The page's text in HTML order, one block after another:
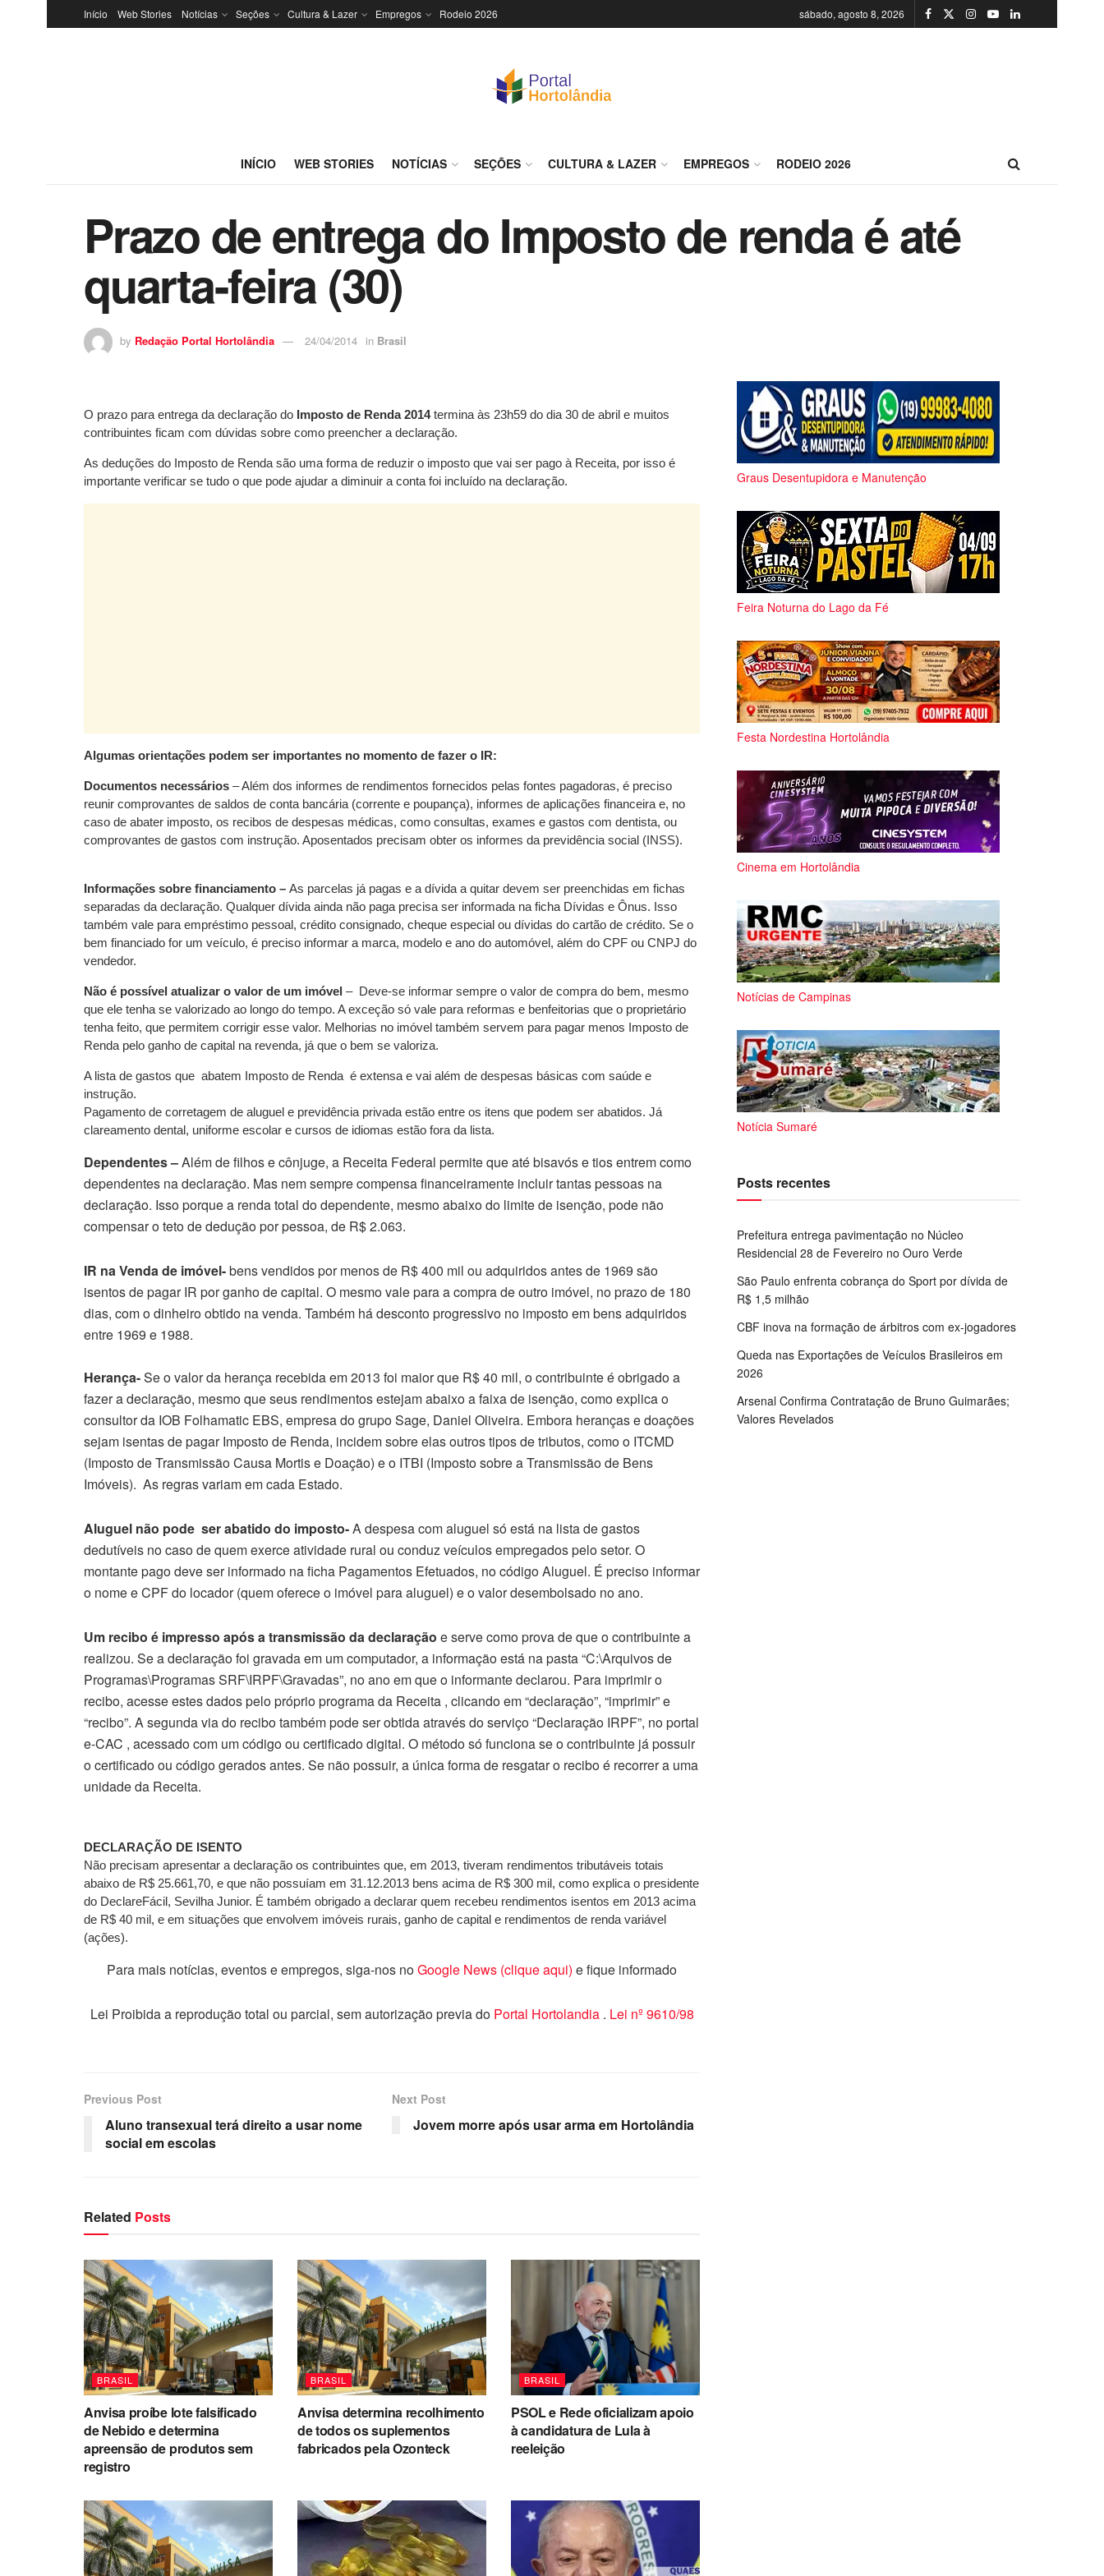
Início Web Stories Notícias Seções Cultura & Lazer Empregos Rodeio 2026 sábado, agosto 8, 2026
INÍCIO WEB STORIES NOTÍCIAS SEÇÕES CULTURA & LAZER EMPREGOS RODEIO 2026
Prazo de entrega do Imposto de renda é até
quarta-feira (30)
by Redação Portal Hortolândia 24/04/2014 in Brasil
O prazo para entrega da declaração do Imposto de Renda 2014termina às 23h59 do dia 30 de abril e muitos
contribuintes ficam com dúvidas sobre como preencher a declaração.
As deduções do Imposto de Renda são uma forma de reduzir o imposto que vai ser pago à Receita, por isso é
importante verificar se tudo o que pode ajudar a diminuir a conta foi incluído na declaração.
Algumas orientações podem ser importantes no momento de fazer o IR:
Documentos necessários – Além dos informes de rendimentos fornecidos pelas fontes pagadoras, é preciso
reunir comprovantes de saldos de conta bancária (corrente e poupança), informes de aplicações financeira e, no
caso de abater imposto, os recibos de despesas médicas, como consultas, exames e gastos com dentista, ou
comprovantes de gastos com instrução. Aposentados precisam obter os informes da previdência social (INSS).
Informações sobre financiamento – As parcelas já pagas e a dívida a quitar devem ser preenchidas em fichas
separadas da declaração. Qualquer dívida ainda não paga precisa ser informada na ficha Dívidas e Ônus. Isso
também vale para empréstimo pessoal, crédito consignado, cheque especial ou dívidas do cartão de crédito. Se o
bem financiado for um veículo, é preciso informar a marca, modelo e ano do automóvel, além do CPF ou CNPJ do
vendedor.
Não é possível atualizar o valor de um imóvel – Deve-se informar sempre o valor de compra do bem, mesmo
que ele tenha se valorizado ao longo do tempo. A exceção só vale para reformas e benfeitorias que o proprietário
tenha feito, que permitem corrigir esse valor. Melhorias no imóvel também servem para pagar menos Imposto de
Renda pelo ganho de capital na revenda, já que o bem se valoriza.
A lista de gastos que abatem Imposto de Renda é extensa e vai além de despesas básicas com saúde e
instrução.
Pagamento de corretagem de aluguel e previdência privada estão entre os itens que podem ser abatidos. Já
clareamento dental, uniforme escolar e cursos de idiomas estão fora da lista.
Dependentes –Além de filhos e cônjuge, a Receita Federal permite que até bisavós e tios entrem como
dependentes na declaração. Mas nem sempre compensa financeiramente incluir tantas pessoas na
declaração. Isso porque a renda total do dependente, mesmo abaixo do limite de isenção, pode não
compensar o teto de dedução por pessoa, de R$ 2.063.
IR na Venda de imóvel-bens vendidos por menos de R$ 400 mil ou adquiridos antes de 1969 são
isentos de pagar IR por ganho de capital. O mesmo vale para a compra de outro imóvel, no prazo de 180
dias, com o dinheiro obtido na venda. Também há desconto progressivo no imposto em bens adquiridos
entre 1969 e 1988.
Herança-Se o valor da herança recebida em 2013 foi maior que R$ 40 mil, o contribuinte é obrigado a
fazer a declaração, mesmo que seus rendimentos estejam abaixo a faixa de isenção, como explica o
consultor da IOB Folhamatic EBS, empresa do grupo Sage, Daniel Oliveira. Embora heranças e doações
sejam isentas de pagar Imposto de Renda, incidem sobre elas outros tipos de tributos, como o ITCMD
(Imposto de Transmissão Causa Mortis e Doação) e o ITBI (Imposto sobre a Transmissão de Bens
Imóveis). As regras variam em cada Estado.
Aluguel não pode ser abatido do imposto-A despesa com aluguel só está na lista de gastos
dedutíveis no caso de quem exerce atividade rural ou conduz veículos empregados pelo setor. O
montante pago deve ser informado na ficha Pagamentos Efetuados, no código Aluguel. É preciso informar
o nome e CPF do locador (quem oferece o imóvel para aluguel) e o valor desembolsado no ano.
Um recibo é impresso após a transmissão da declaração e serve como prova de que o contribuinte a
realizou. Se a declaração foi gravada em um computador, a informação está na pasta “C:\Arquivos de
Programas\Programas SRF\IRPF\Gravadas”, no ano em que o informante declarou. Para imprimir o
recibo, acesse estes dados pelo próprio programa da Receita , clicando em “declaração”, “imprimir” e
“recibo”. A segunda via do recibo também pode ser obtida através do serviço “Declaração IRPF”, no portal
e-CAC , acessado com um código ou certificado digital. O método só funciona se o contribuinte já possuir
o certificado ou código gerados antes. Se não possuir, a única forma de resgatar o recibo é recorrer a uma
unidade da Receita.
DECLARAÇÃO DE ISENTO
Não precisam apresentar a declaração os contribuintes que, em 2013, tiveram rendimentos tributáveis totais
abaixo de R$ 25.661,70, e que não possuíam em 31.12.2013 bens acima de R$ 300 mil, como explica o presidente
do DeclareFácil, Sevilha Junior. É também obrigado a declarar quem recebeu rendimentos isentos em 2013 acima
de R$ 40 mil, e em situações que envolvem imóveis rurais, ganho de capital e rendimentos de renda variável
(ações).
Para mais notícias, eventos e empregos, siga-nos noGoogle News (clique aqui) e fique informado
Lei Proibida a reprodução total ou parcial, sem autorização previa do Portal Hortolandia . Lei nº 9610/98
Previous Post
Aluno transexual terá direito a usar nome
social em escolas
Next Post
Jovem morre após usar arma em Hortolândia
Related Posts
BRASIL
Anvisa proíbe lote falsificado
de Nebido e determina
apreensão de produtos sem
registro
BRASIL
Anvisa determina recolhimento
de todos os suplementos
fabricados pela Ozonteck
BRASIL
PSOL e Rede oficializam apoio
à candidatura de Lula à
reeleição
Graus Desentupidora e Manutenção
Feira Noturna do Lago da Fé
Festa Nordestina Hortolândia
Cinema em Hortolândia
Notícias de Campinas
Notícia Sumaré
Posts recentes
Prefeitura entrega pavimentação no Núcleo
Residencial 28 de Fevereiro no Ouro Verde
São Paulo enfrenta cobrança do Sport por dívida de
R$ 1,5 milhão
CBF inova na formação de árbitros com ex-jogadores
Queda nas Exportações de Veículos Brasileiros em
2026
Arsenal Confirma Contratação de Bruno Guimarães;
Valores Revelados